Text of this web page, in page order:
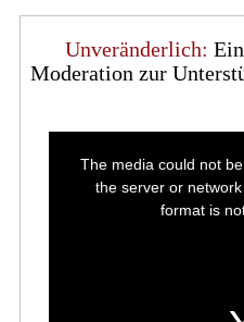
Unveränderlich:
Moderation zur
The media could not
the server or
format is